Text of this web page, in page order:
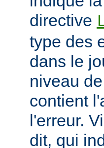
directive
type des
dans le
niveau
contient
l'erreur.
dit, qui